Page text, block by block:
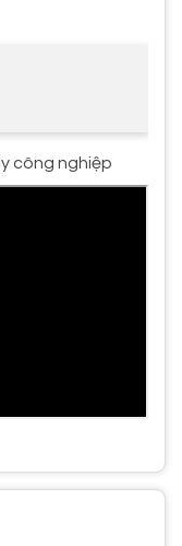
công nghiệp